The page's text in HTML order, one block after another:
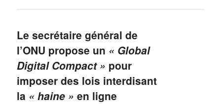
Le secrétaire général de
l’ONU propose un « Global
Digital Compact » pour
imposer des lois interdisant
la « haine » en ligne